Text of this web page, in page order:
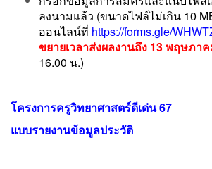
ลงนามแล้ว (ขนาดไฟล์ไม่เกิน 10
ออนไลน์ที่ https://forms.gle/
ขยายเวลาส่งผลงานถึง 13 พฤษภา
16.00 น.)
โครงการครูวิทยาศาสตร์ดีเด่น 67
แบบรายงานข้อมูลประวัติ